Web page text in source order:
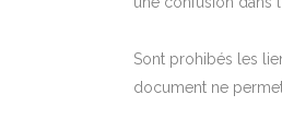
Sont prohibés les
document ne